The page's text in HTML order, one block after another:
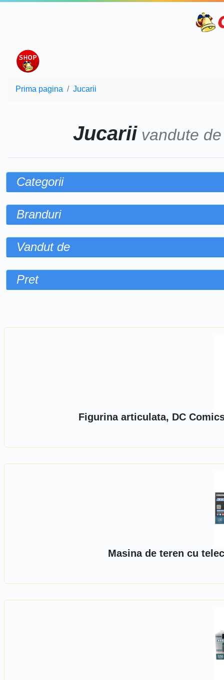
Prima pagina Jucarii
Jucariivandute
Categorii
Branduri
Vandut de
Pret
Figurina articulata, DC
Masina de teren cu